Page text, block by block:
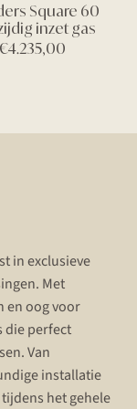
Square 60
inzet gas
€4.235,00
in exclusieve
Met
en oog voor
die perfect
Van
installatie
het gehele